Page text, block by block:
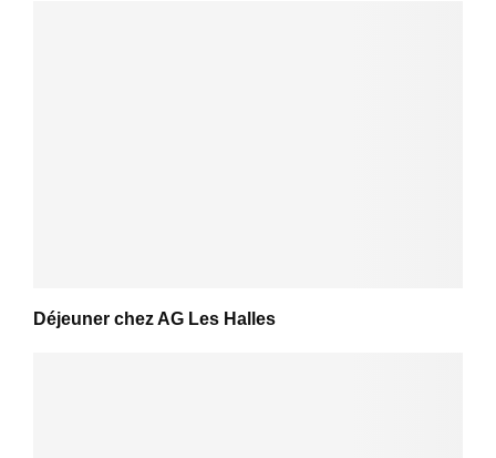
Déjeuner chez AG Les Halles